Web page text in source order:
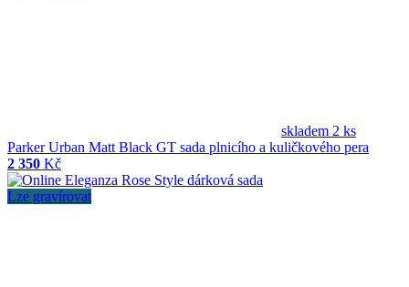
skladem 2 ks
Parker Urban Matt Black GT sada plnicího a kuličkového pera
2 350 Kč
Lze gravírovat